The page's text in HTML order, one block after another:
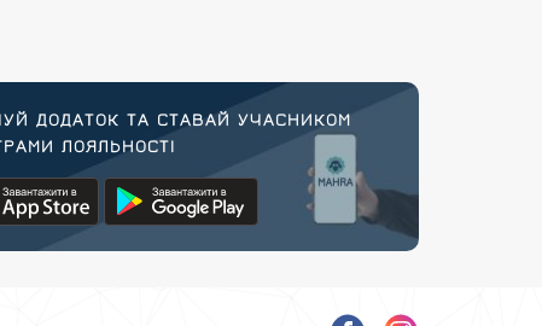
ДОДАТОК ТА СТАВАЙ УЧАСНИКОМ
ЛОЯЛЬНОСТІ